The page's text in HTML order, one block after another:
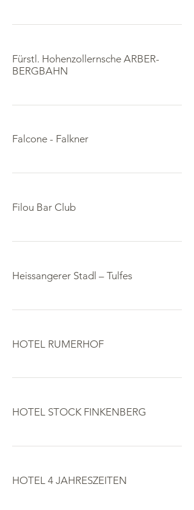
Fürstl. Hohenzollernsche ARBER-
BERGBAHN
Falcone - Falkner
Filou Bar Club
Heissangerer Stadl – Tulfes
HOTEL RUMERHOF
HOTEL STOCK FINKENBERG
HOTEL 4 JAHRESZEITEN